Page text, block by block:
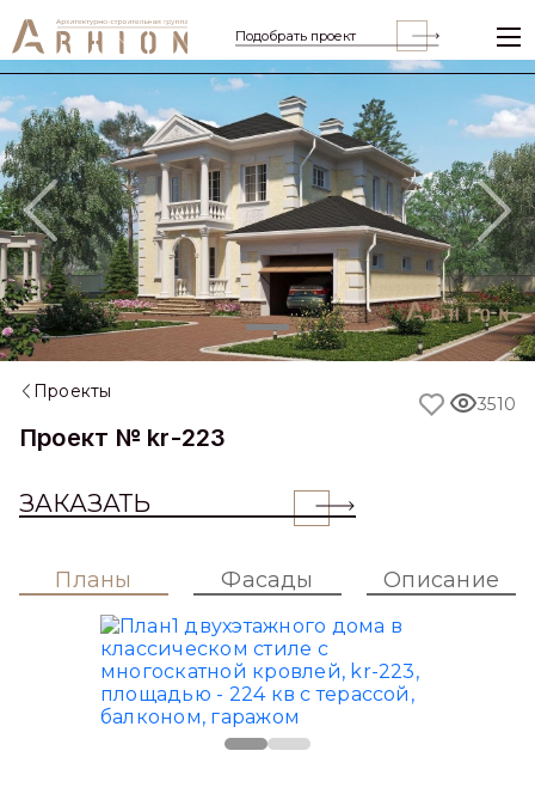
Подобрать проект
Previous
Проекты
Проект № kr-223
ЗАКАЗАТЬ
3510
Планы Фасады Описание